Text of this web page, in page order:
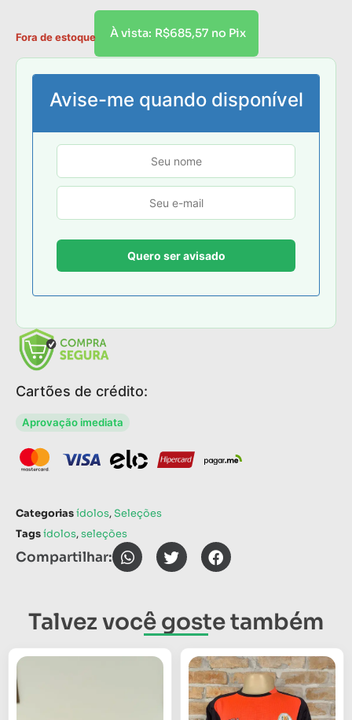
À vista: R$685,57 no Pix
Fora de estoque
Avise-me quando disponível
Cartões de crédito:
Aprovação imediata
Categoriasídolos,Seleções
Tagsídolos,seleções
Compartilhar:
Talvez você goste também